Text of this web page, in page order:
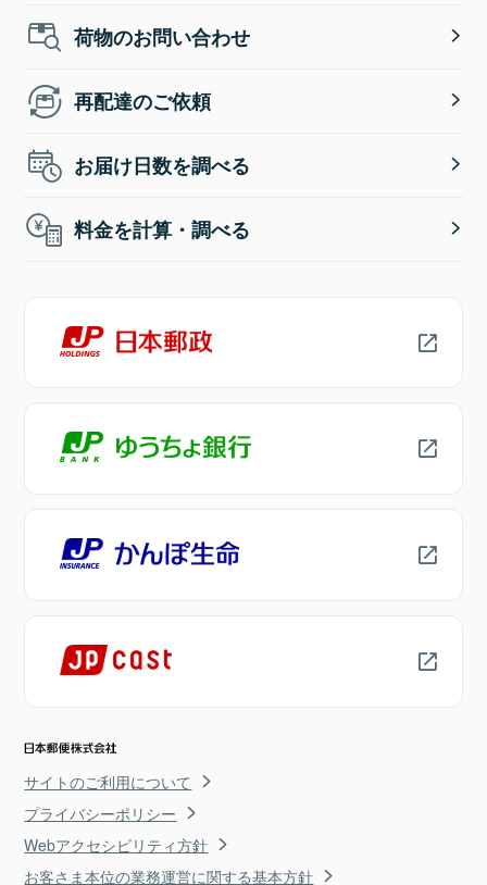
荷物のお問い合わせ
再配達のご依頼
お届け日数を調べる
料金を計算・調べる
サイトのご利用について
プライバシーポリシー
Webアクセシビリティ方針
お客さま本位の業務運営に関する基本方針